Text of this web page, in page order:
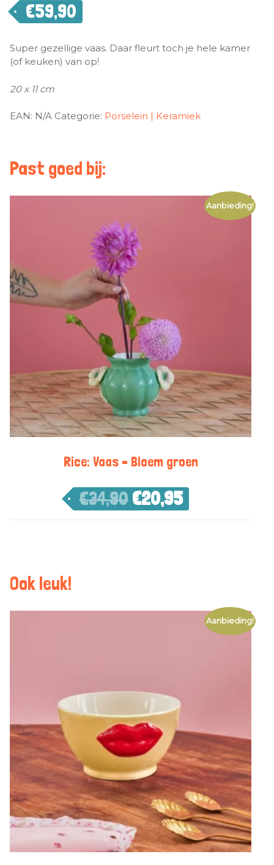
€59,90
Super gezellige vaas. Daar fleurt toch je hele kamer
(of keuken) van op!
20 x 11 cm
EAN: N/A Categorie: Porselein | Keramiek
Past goed bij:
Aanbieding!
Rice: Vaas – Bloem groen
€34,90 €20,95
Ook leuk!
Aanbieding!